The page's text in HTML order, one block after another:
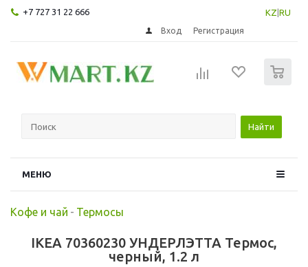
+7 727 31 22 666 KZ RU
Вход Регистрация
Найти
МЕНЮ
Кофе и чай - Термосы
IKEA 70360230 УНДЕРЛЭТТА Термос,
черный, 1.2 л